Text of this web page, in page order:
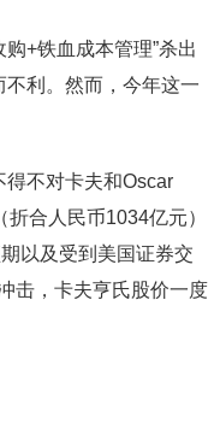
+铁血成本管理”杀出
利。然而，今年这一
不对卡夫和Oscar
合人民币1034亿元）
以及受到美国证券交
击，卡夫亨氏股价一度